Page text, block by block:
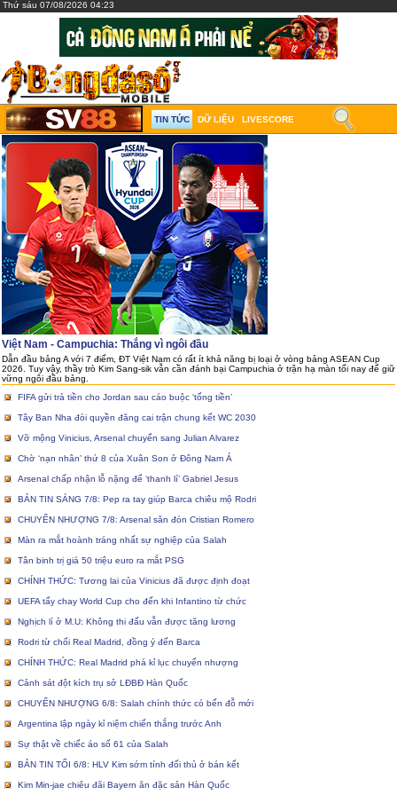
Thứ sáu 07/08/2026 04:23
TIN TỨC DỮ LIỆU LIVESCORE
Việt Nam - Campuchia: Thắng vì ngôi đầu
Dẫn đầu bảng A với 7 điểm, ĐT Việt Nam có rất ít khả năng bị loại ở vòng bảng ASEAN Cup
2026. Tuy vậy, thầy trò Kim Sang-sik vẫn cần đánh bại Campuchia ở trận hạ màn tối nay để giữ
vững ngôi đầu bảng.
FIFA gửi trả tiền cho Jordan sau cáo buộc ‘tống tiền’
Tây Ban Nha đòi quyền đăng cai trận chung kết WC 2030
Vỡ mộng Vinicius, Arsenal chuyển sang Julian Alvarez
Chờ ‘nạn nhân’ thứ 8 của Xuân Son ở Đông Nam Á
Arsenal chấp nhận lỗ nặng để ‘thanh lí’ Gabriel Jesus
BẢN TIN SÁNG 7/8: Pep ra tay giúp Barca chiêu mộ Rodri
CHUYỂN NHƯỢNG 7/8: Arsenal săn đón Cristian Romero
Màn ra mắt hoành tráng nhất sự nghiệp của Salah
Tân binh trị giá 50 triệu euro ra mắt PSG
CHÍNH THỨC: Tương lai của Vinicius đã được định đoạt
UEFA tẩy chay World Cup cho đến khi Infantino từ chức
Nghịch lí ở M.U: Không thi đấu vẫn được tăng lương
Rodri từ chối Real Madrid, đồng ý đến Barca
CHÍNH THỨC: Real Madrid phá kỉ lục chuyển nhượng
Cảnh sát đột kích trụ sở LĐBĐ Hàn Quốc
CHUYỂN NHƯỢNG 6/8: Salah chính thức có bến đỗ mới
Argentina lập ngày kỉ niệm chiến thắng trước Anh
Sự thật về chiếc áo số 61 của Salah
BẢN TIN TỐI 6/8: HLV Kim sớm tính đối thủ ở bán kết
Kim Min-jae chiêu đãi Bayern ăn đặc sản Hàn Quốc